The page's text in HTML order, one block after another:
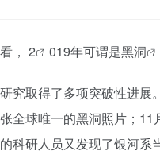
， 2 019年可谓是黑洞
取得了多项突破性进展
全球唯一的黑洞照片；11
科研人员又发现了银河系